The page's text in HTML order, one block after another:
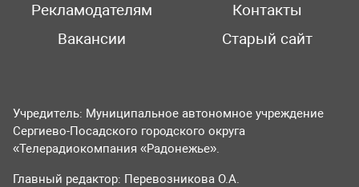
Рекламодателям
Контакты
Вакансии
Старый сайт
Учредитель: Муниципальное автономное учреждение
Сергиево-Посадского городского округа
«Телерадиокомпания «Радонежье».
Главный редактор: Перевозникова О.А.